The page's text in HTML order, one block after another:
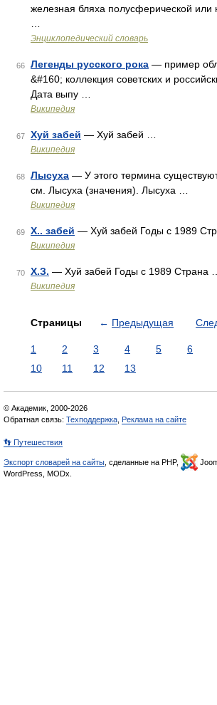
железная бляха полусферической или
Энциклопедический словарь
66 Легенды русского рока — пример
&#160; коллекция советских и
Дата выпу …
Википедия
67 Хуй забей — Хуй забей …
Википедия
68 Лысуха — У этого термина
см. Лысуха (значения). Лысуха …
Википедия
69 Х.. забей — Хуй забей Годы с 1989
Википедия
70 Х.З. — Хуй забей Годы с 1989 Страна …
Википедия
Страницы ← Предыдущая
1 2 3 4 5 6
10
11 12 13
© Академик, 2000-2026
Обратная связь: Техподдержка Реклама на сайте
👣 Путешествия
Экспорт словарей на сайты , сделанные на PHP,
WordPress, MODx.